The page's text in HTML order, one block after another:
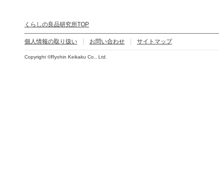
くらしの良品研究所TOP
個人情報の取り扱い お問い合わせ サイトマップ
Copyright ©Ryohin Keikaku Co., Ltd.